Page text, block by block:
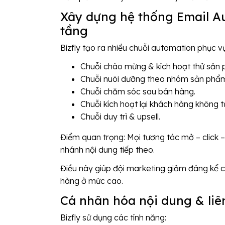
Xây dựng hệ thống Email
tầng
Bizfly tạo ra nhiều chuỗi automation phục
Chuỗi chào mừng & kích hoạt thử sản
Chuỗi nuôi dưỡng theo nhóm sản
Chuỗi chăm sóc sau bán hàng.
Chuỗi kích hoạt lại khách hàng không
Chuỗi duy trì & upsell.
Điểm quan trọng: Mọi tương tác mở – click
nhánh nội dung tiếp theo.
Điều này giúp đội marketing giảm đáng kể
hàng ở mức cao.
Cá nhân hóa nội dung &
Bizfly sử dụng các tính năng: